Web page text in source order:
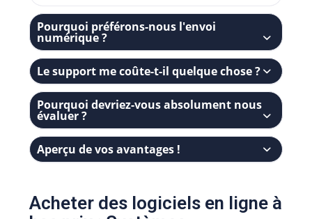
Pourquoi préférons-nous l'envoi
numérique ?
Le support me coûte-t-il quelque chose ?
Pourquoi devriez-vous absolument nous
évaluer ?
Aperçu de vos avantages !
Acheter des logiciels en ligne à